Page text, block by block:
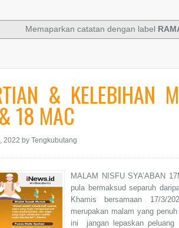
Memaparkan catatan dengan label
& KELEBIHAN
18 MAC
2022 by Tengkubutang
MALAM NISFU SYA’ABAN
pula bermaksud separuh
Khamis bersamaan 17/3/
merupakan malam yang
ini jangan lepaskan peluang